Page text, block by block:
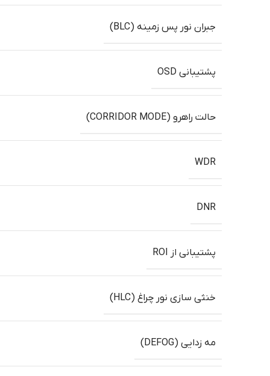
جبران نور پس زمینه (BLC)
پشتیبانی OSD
حالت راهرو (CORRIDOR MODE)
WDR
DNR
پشتیبانی از ROI
خنثی سازی نور چراغ (HLC)
مه زدایی (DEFOG)